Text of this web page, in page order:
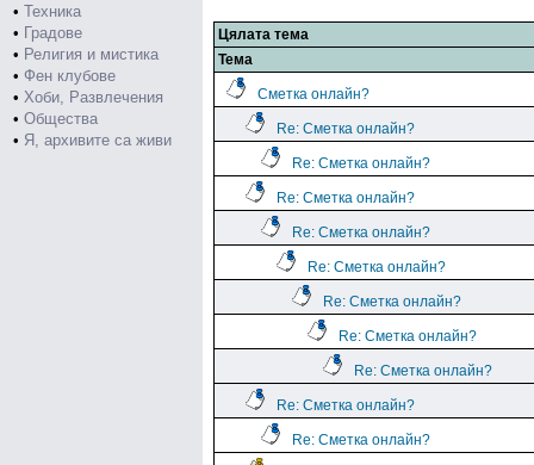
• Техника
• Градове
• Религия и мистика
• Фен клубове
• Хоби, Развлечения
• Общества
• Я, архивите са живи
Цялата тема
Тема
Сметка онлайн?
Re: Сметка онлайн?
Re: Сметка онлайн?
Re: Сметка онлайн?
Re: Сметка онлайн?
Re: Сметка онлайн?
Re: Сметка онлайн?
Re: Сметка онлайн?
Re: Сметка онлайн?
Re: Сметка онлайн?
Re: Сметка онлайн?